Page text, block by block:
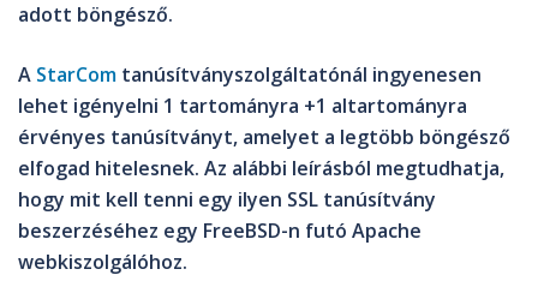
adott böngésző.
A StarCom tanúsítványszolgáltatónál ingyenesen
lehet igényelni 1 tartományra +1 altartományra
érvényes tanúsítványt, amelyet a legtöbb böngésző
elfogad hitelesnek. Az alábbi leírásból megtudhatja,
hogy mit kell tenni egy ilyen SSL tanúsítvány
beszerzéséhez egy FreeBSD-n futó Apache
webkiszolgálóhoz.